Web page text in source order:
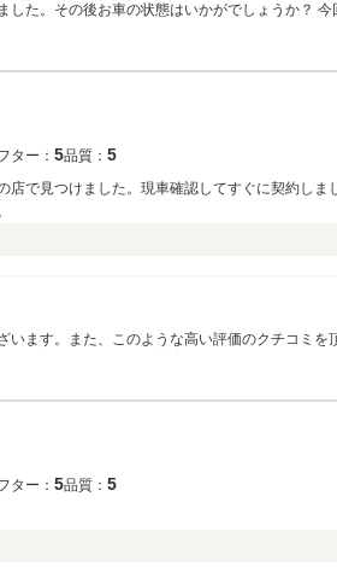
た。その後お車の状態はいかがでしょうか？
ター： 5品質： 5
で見つけました。現車確認してすぐに契約し
ター： 5品質： 5